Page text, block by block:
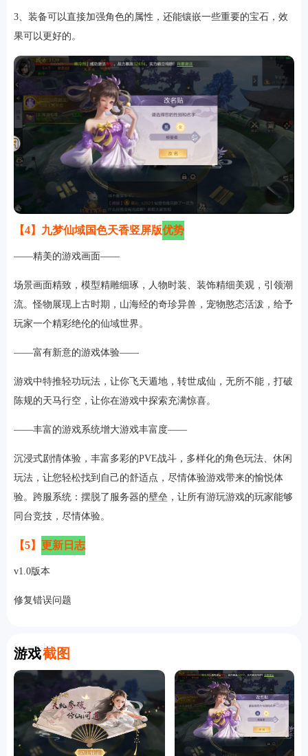
角色扮演小游戏恋爱养成沙盒模组 up主自制赛车竞速策略塔防动作射
益智休闲 冒险解谜
系统工具影音播放游戏辅助摄影美颜办公商务旅游出行金融理财娱乐
趣味新闻阅读考试学习AI软件健康运动生活购物 地图导航 主题桌面
3、装备可以直接加强角色的属性，还能镶嵌一些重要的宝石，效
果可以更好的。
【4】九梦仙域国色天香竖屏版优势
——精美的游戏画面——
场景画面精致，模型精雕细琢，人物时装、装饰精细美观，引领潮
流。怪物展现上古时期，山海经的奇珍异兽，宠物憨态活泼，给予
玩家一个精彩绝伦的仙域世界。
——富有新意的游戏体验——
游戏中特推轻功玩法，让你飞天遁地，转世成仙，无所不能，打破
陈规的天马行空，让你在游戏中探索充满惊喜。
——丰富的游戏系统增大游戏丰富度——
沉浸式剧情体验，丰富多彩的PVE战斗，多样化的角色玩法、休闲
玩法，让您轻松找到自己的舒适点，尽情体验游戏带来的愉悦体
验。跨服系统：摆脱了服务器的壁垒，让所有游玩游戏的玩家能够
同台竞技，尽情体验。
【5】 更新日志
v1.0版本
修复错误问题
游戏截图
Screenshot